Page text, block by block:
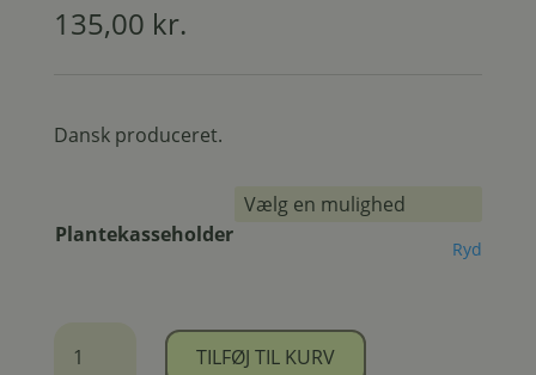
135,00 kr.
Dansk produceret.
Plantekasseholder
Ryd
TILFØJ TIL KURV